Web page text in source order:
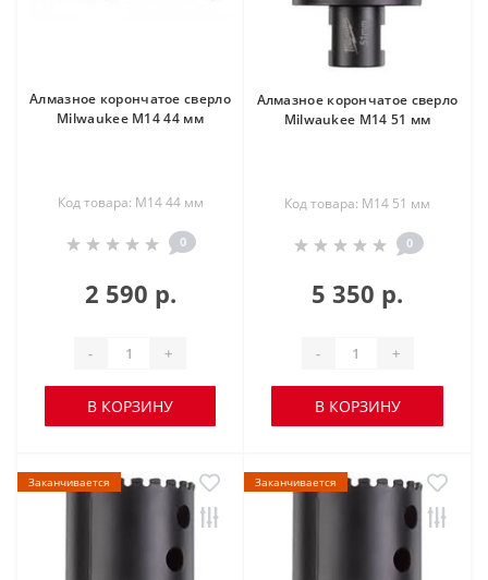
Алмазное корончатое сверло
Milwaukee М14 44 мм
Код товара: М14 44 мм
0
2 590 р.
- +
В КОРЗИНУ
Алмазное корончатое сверло
Milwaukee М14 51 мм
Код товара: М14 51 мм
0
5 350 р.
- +
В КОРЗИНУ
Заканчивается Заканчивается